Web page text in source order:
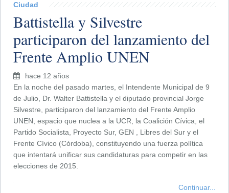
Ciudad
Battistella y Silvestre
participaron del lanzamiento del
Frente Amplio UNEN
hace 12 años
En la noche del pasado martes, el Intendente Municipal de 9
de Julio, Dr. Walter Battistella y el diputado provincial Jorge
Silvestre, participaron del lanzamiento del Frente Amplio
UNEN, espacio que nuclea a la UCR, la Coalición Cívica, el
Partido Socialista, Proyecto Sur, GEN , Libres del Sur y el
Frente Cívico (Córdoba), constituyendo una fuerza política
que intentará unificar sus candidaturas para competir en las
elecciones de 2015.
Continuar...